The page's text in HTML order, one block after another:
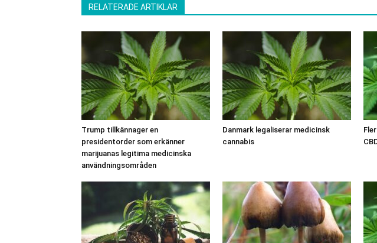
RELATERADE ARTIKLAR
Trump tillkännager en
presidentorder som erkänner
marijuanas legitima medicinska
användningsområden
Danmark legaliserar medicinsk
cannabis